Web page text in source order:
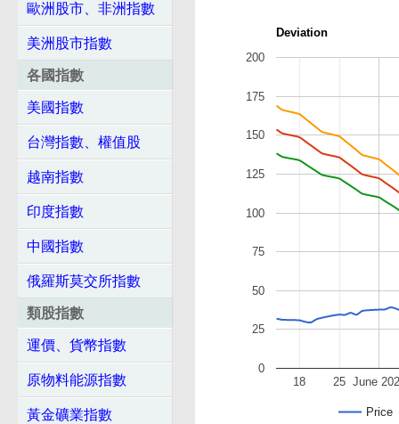
歐洲股市、非洲指數
美洲股市指數
各國指數
美國指數
台灣指數、權值股
越南指數
印度指數
中國指數
俄羅斯莫交所指數
類股指數
運價、貨幣指數
原物料能源指數
黃金礦業指數
Deviation
Price
June
18 25
0
25
50
75
100
125
150
175
200